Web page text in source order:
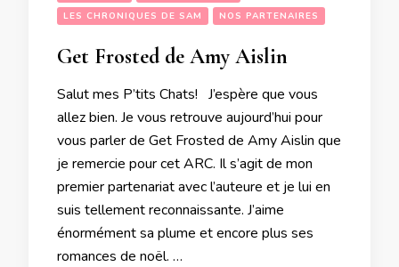
LES CHRONIQUES DE SAM NOS PARTENAIRES
Get Frosted de Amy Aislin
Salut mes P’tits Chats! J’espère que vous
allez bien. Je vous retrouve aujourd’hui pour
vous parler de Get Frosted de Amy Aislin que
je remercie pour cet ARC. Il s’agit de mon
premier partenariat avec l’auteure et je lui en
suis tellement reconnaissante. J’aime
énormément sa plume et encore plus ses
romances de noël. …